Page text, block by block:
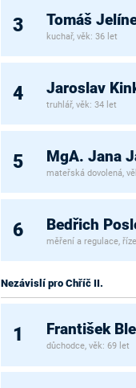
3 Tomáš
kuchař, věk: 36 let
4 Jaroslav
truhlář, věk: 34 let
5 MgA. Jana
mateřská dovolená,
6 Bedřich
měření a regulace,
Nezávislí pro Chříč II.
1 František
důchodce, věk: 69 let